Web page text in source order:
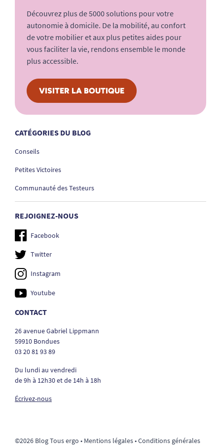
Découvrez plus de 5000 solutions pour votre
autonomie à domicile. De la mobilité, au confort
de votre mobilier et aux plus petites aides pour
vous faciliter la vie, rendons ensemble le monde
plus accessible.
VISITER LA BOUTIQUE
CATÉGORIES DU BLOG
Conseils
Petites Victoires
Communauté des Testeurs
REJOIGNEZ-NOUS
Facebook
Twitter
Instagram
Youtube
CONTACT
26 avenue Gabriel Lippmann
59910 Bondues
03 20 81 93 89
Du lundi au vendredi
de 9h à 12h30 et de 14h à 18h
Écrivez-nous
©2026 Blog Tous ergo • Mentions légales•Conditions générales